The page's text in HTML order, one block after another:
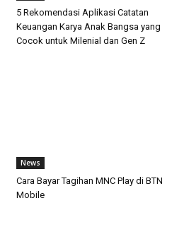
5 Rekomendasi Aplikasi Catatan
Keuangan Karya Anak Bangsa yang
Cocok untuk Milenial dan Gen Z
News
Cara Bayar Tagihan MNC Play di BTN
Mobile